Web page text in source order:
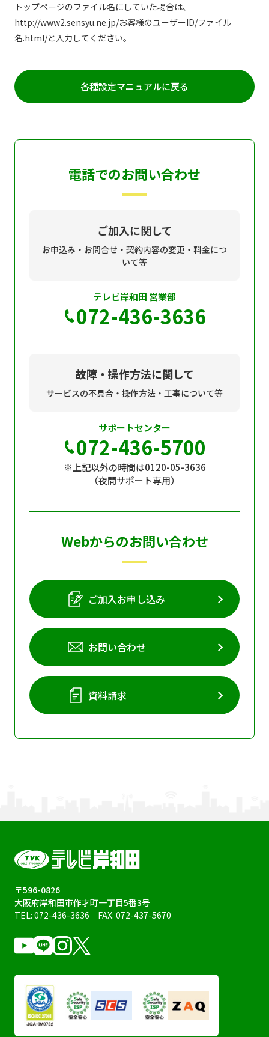
トップページのファイル名にしていた場合は、
http://www2.sensyu.ne.jp/お客様のユーザーID/ファイル
名.html/と入力してください。
各種設定マニュアルに戻る
電話でのお問い合わせ
ご加入に関して
お申込み・お問合せ・契約内容の変更・料金につ
いて等
テレビ岸和田 営業部
072-436-3636
故障・操作方法に関して
サービスの不具合・操作方法・工事について等
サポートセンター
072-436-5700
※上記以外の時間は0120-05-3636
（夜間サポート専用）
Webからのお問い合わせ
ご加入お申し込み
お問い合わせ
資料請求
〒596-0826
大阪府岸和田市作才町一丁目5番3号
TEL: 072-436-3636 FAX: 072-437-5670